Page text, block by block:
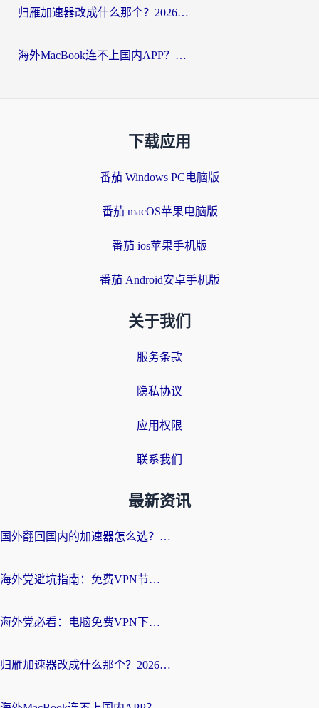
归雁加速器改成什么那个？2026海外党回国加速全攻略：告别地区限制，轻松刷剧玩游戏
海外MacBook连不上国内APP？选对回国VPN，告别地区限制的烦恼
下载应用
番茄 Windows PC电脑版
番茄 macOS苹果电脑版
番茄 ios苹果手机版
番茄 Android安卓手机版
关于我们
服务条款
隐私协议
应用权限
联系我们
最新资讯
国外翻回国内的加速器怎么选？海外党亲测实用指南，告别地域限制
海外党避坑指南：免费VPN节点真的靠谱吗？教你选对回国加速器无缝访问国内资源
海外党必看：电脑免费VPN下载指南+回国加速器选择全攻略，告别地区限制
归雁加速器改成什么那个？2026海外党回国加速全攻略：告别地区限制，轻松刷剧玩游戏